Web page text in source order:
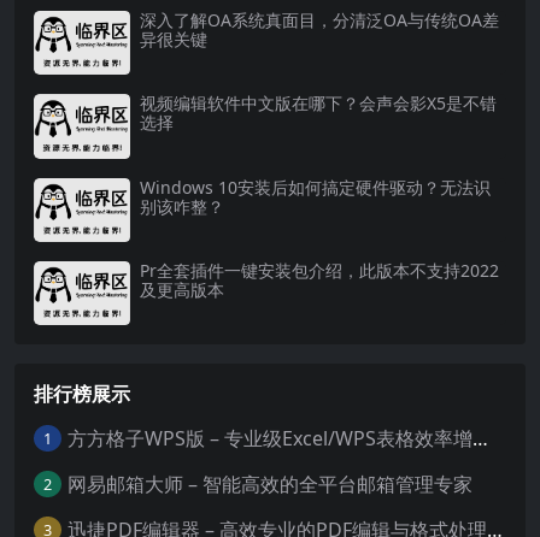
深入了解OA系统真面目，分清泛OA与传统OA差
异很关键
视频编辑软件中文版在哪下？会声会影X5是不错
选择
Windows 10安装后如何搞定硬件驱动？无法识
别该咋整？
Pr全套插件一键安装包介绍，此版本不支持2022
及更高版本
排行榜展示
1 方方格子WPS版 – 专业级Excel/WPS表格效率增强插件
2 网易邮箱大师 – 智能高效的全平台邮箱管理专家
3 迅捷PDF编辑器 – 高效专业的PDF编辑与格式处理工具